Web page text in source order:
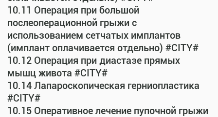
10.11 Операция при большой
послеоперационной грыжи с
использованием сетчатых имплантов
(имплант оплачивается отдельно) #CITY#
10.12 Операция при диастазе прямых
мышц живота #CITY#
10.14 Лапароскопическая герниопластика
#CITY#
10.15 Оперативное лечение пупочной грыжи